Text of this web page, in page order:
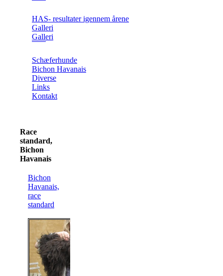
HAS- resultater igennem årene
Galleri
Galleri
Schæferhunde
Bichon Havanais
Diverse
Links
Kontakt
Race
standard,
Bichon
Havanais
Bichon
Havanais,
race
standard